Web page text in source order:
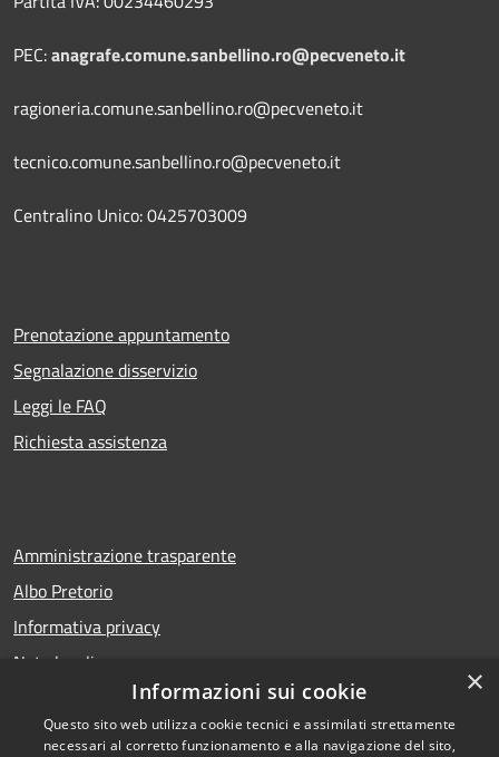
PEC:anagrafe.comune.sanbellino.ro@pecveneto.it
ragioneria.comune.sanbellino.ro@pecveneto.it
tecnico.comune.sanbellino.ro@pecveneto.it
Centralino Unico: 0425703009
Prenotazione appuntamento
Segnalazione disservizio
Leggi le FAQ
Richiesta assistenza
Amministrazione trasparente
Albo Pretorio
Informativa privacy
Note legali
Dichiarazione di accessibilità
×
Informazioni sui cookie
Questo sito web utilizza cookie tecnici e assimilati strettamente
necessari al corretto funzionamento e alla navigazione del sito,